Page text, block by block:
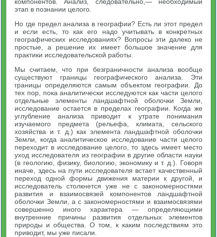
этап в познании целого.
Но где предел анализа в географии? Есть ли этот предел
и если есть, то как его надо учитывать в конкретных
географических исследованиях? Вопросы эти далеко не
простые, а решение их имеет большое значение для
практики исследовательской работы.
Мы считаем, что при безграничности анализа вообще
существуют границы географического анализа. Эти
границы определяются самым объектом географии. До
тех пор, пока аналитически исследуются как части целого
отдельные элементы ландшафтной оболочки Земли,
исследование остается в пределах географии. Когда же
углубление анализа приводит к утрате понимания
изучаемого предмета (рельефа, климата, сельского
хозяйства и т. д.) как элемента ландшафтной оболочки
Земли, когда аналитическое исследование части целого
переходит в исследование целого, то здесь имеет место
уход исследователя из географии в другие области науки
(в геологию, физику, биологию, экономику и т. д.). Говоря
иначе, здесь на пути исследователя встает качественный
переход одной формы движения материи к другой, и
исследователь столкнется уже не с закономерностями
развития и взаимосвязей компонентов ландшафтной
оболочки Земли, а с закономерностями и взаимосвязями
совершенно иного характера — определяющими
внутренние причины развития отдельных элементов
природы и общества. О том, к каким последствиям это
приводит, мы уже писали.